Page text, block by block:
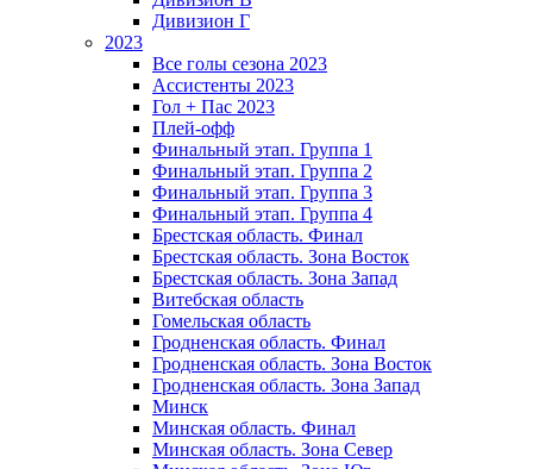
Дивизион Г
2023
Все голы сезона 2023
Ассистенты 2023
Гол + Пас 2023
Плей-офф
Финальный этап. Группа 1
Финальный этап. Группа 2
Финальный этап. Группа 3
Финальный этап. Группа 4
Брестская область. Финал
Брестская область. Зона Восток
Брестская область. Зона Запад
Витебская область
Гомельская область
Гродненская область. Финал
Гродненская область. Зона Восток
Гродненская область. Зона Запад
Минск
Минская область. Финал
Минская область. Зона Север